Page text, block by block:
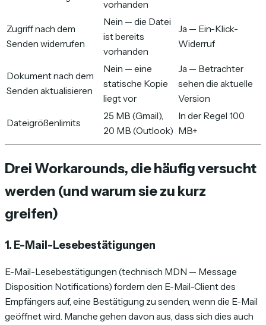
vorhanden
Zugriff nach dem
Senden widerrufen
Nein — die Datei
ist bereits
vorhanden
Ja — Ein-Klick-
Widerruf
Dokument nach dem
Senden aktualisieren
Nein — eine
statische Kopie
liegt vor
Ja — Betrachter
sehen die aktuelle
Version
Dateigrößenlimits
25 MB (Gmail),
20 MB (Outlook)
In der Regel 100
MB+
Drei Workarounds, die häufig versucht
werden (und warum sie zu kurz
greifen)
1. E-Mail-Lesebestätigungen
E-Mail-Lesebestätigungen (technisch MDN — Message
Disposition Notifications) fordern den E-Mail-Client des
Empfängers auf, eine Bestätigung zu senden, wenn die E-Mail
geöffnet wird. Manche gehen davon aus, dass sich dies auch